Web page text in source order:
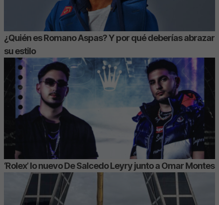
¿Quién es Romano Aspas? Y por qué deberías abrazar
su estilo
‘Rolex’ lo nuevo De Salcedo Leyry junto a Omar Montes